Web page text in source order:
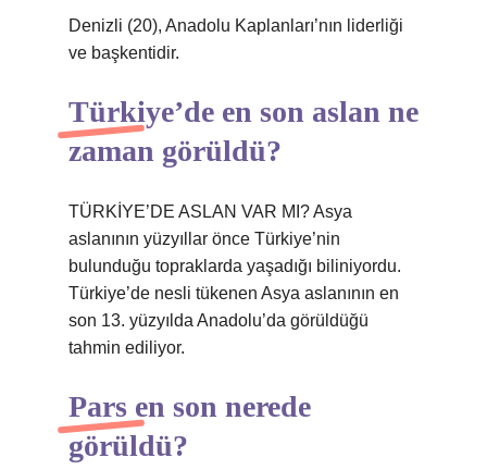
Denizli (20), Anadolu Kaplanları’nın liderliği
ve başkentidir.
Türkiye’de en son aslan ne
zaman görüldü?
TÜRKİYE’DE ASLAN VAR MI? Asya
aslanının yüzyıllar önce Türkiye’nin
bulunduğu topraklarda yaşadığı biliniyordu.
Türkiye’de nesli tükenen Asya aslanının en
son 13. yüzyılda Anadolu’da görüldüğü
tahmin ediliyor.
Pars en son nerede
görüldü?